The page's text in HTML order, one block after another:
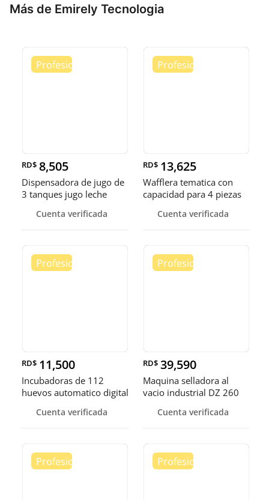
Más de Emirely Tecnologia
RD$ 8,505
Dispensadora de jugo de
3 tanques jugo leche
Cuenta verificada
RD$ 13,625
Wafflera tematica con
capacidad para 4 piezas
Cuenta verificada
RD$ 11,500
Incubadoras de 112
huevos automatico digital
Cuenta verificada
RD$ 39,590
Maquina selladora al
vacio industrial DZ 260
Cuenta verificada